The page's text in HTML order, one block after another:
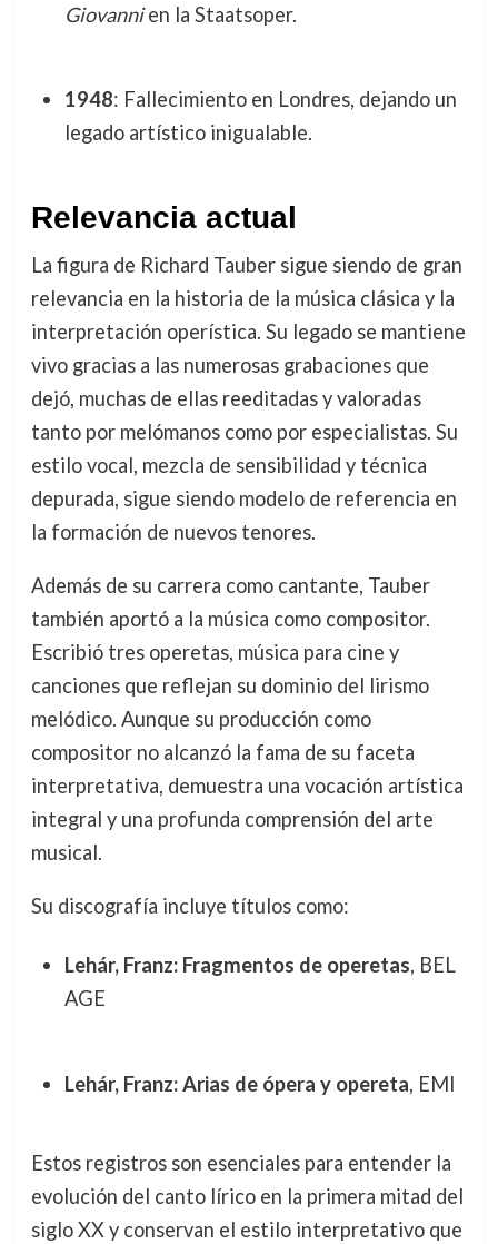
Giovannien la Staatsoper.
1948: Fallecimiento en Londres, dejando un
legado artístico inigualable.
Relevancia actual
La figura de Richard Tauber sigue siendo de gran
relevancia en la historia de la música clásica y la
interpretación operística. Su legado se mantiene
vivo gracias a las numerosas grabaciones que
dejó, muchas de ellas reeditadas y valoradas
tanto por melómanos como por especialistas. Su
estilo vocal, mezcla de sensibilidad y técnica
depurada, sigue siendo modelo de referencia en
la formación de nuevos tenores.
Además de su carrera como cantante, Tauber
también aportó a la música como compositor.
Escribió tres operetas, música para cine y
canciones que reflejan su dominio del lirismo
melódico. Aunque su producción como
compositor no alcanzó la fama de su faceta
interpretativa, demuestra una vocación artística
integral y una profunda comprensión del arte
musical.
Su discografía incluye títulos como:
Lehár, Franz: Fragmentos de operetas, BEL
AGE
Lehár, Franz: Arias de ópera y opereta, EMI
Estos registros son esenciales para entender la
evolución del canto lírico en la primera mitad del
siglo XX y conservan el estilo interpretativo que